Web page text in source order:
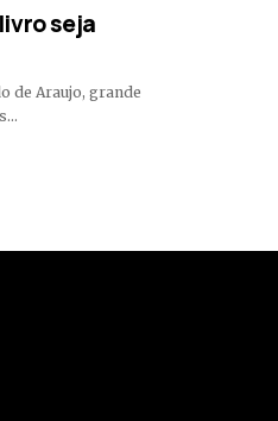
seja
de Araujo, grande